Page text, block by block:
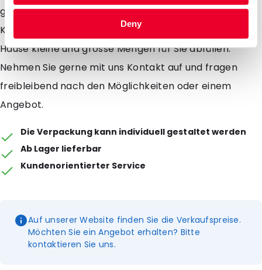
Deny
geeigent zum Abfüllen von Flüssigkeiten ohne
Kohlensäure. Auf Anfrage können wir in unserem
Hause kleine und grosse Mengen für Sie abfüllen.
Nehmen Sie gerne mit uns Kontakt auf und fragen
freibleibend nach den Möglichkeiten oder einem
Angebot.
Die Verpackung kann individuell gestaltet werden
Ab Lager lieferbar
Kundenorientierter Service
Auf unserer Website finden Sie die Verkaufspreise.
Möchten Sie ein Angebot erhalten? Bitte
kontaktieren Sie uns.